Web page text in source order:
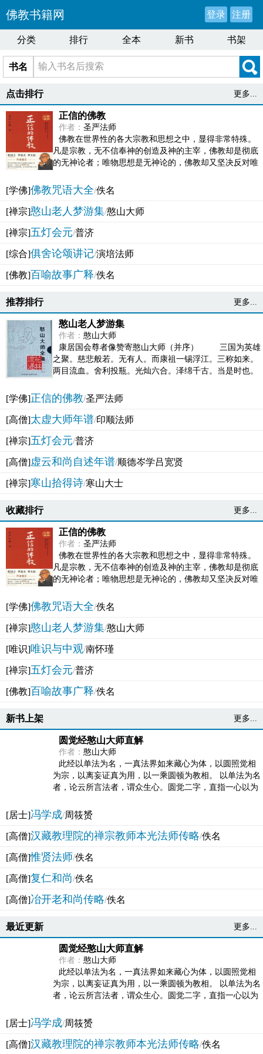
佛教书籍网 登录 注册
分类 排行 全本 新书 书架
书名
点击排行 更多...
正信的佛教
作者： 圣严法师
佛教在世界性的各大宗教和思想之中，显得非常特殊。
凡是宗教，无不信奉神的创造及神的主宰，佛教却是彻底
的无神论者；唯物思想是无神论的，佛教却又坚决反对唯
[学佛]佛教咒语大全/佚名
[禅宗]憨山老人梦游集/憨山大师
[禅宗]五灯会元/普济
[综合]俱舍论颂讲记/演培法师
[佛教]百喻故事广释/佚名
推荐排行 更多...
憨山老人梦游集
作者： 憨山大师
康居国会尊者像赞寄憨山大师（并序） 三国为英雄
之聚。慈悲般若。无有人。而康祖一锡浮江。三称如来。
两目流血。舍利投瓶。光灿六合。泽绵千古。当是时也。
[学佛]正信的佛教/圣严法师
[高僧]太虚大师年谱/印顺法师
[禅宗]五灯会元/普济
[高僧]虚云和尚自述年谱/顺德岑学吕宽贤
[禅宗]寒山拾得诗/寒山大士
收藏排行 更多...
正信的佛教
作者： 圣严法师
佛教在世界性的各大宗教和思想之中，显得非常特殊。
凡是宗教，无不信奉神的创造及神的主宰，佛教却是彻底
的无神论者；唯物思想是无神论的，佛教却又坚决反对唯
[学佛]佛教咒语大全/佚名
[禅宗]憨山老人梦游集/憨山大师
[唯识]唯识与中观/南怀瑾
[禅宗]五灯会元/普济
[佛教]百喻故事广释/佚名
新书上架 更多...
圆觉经憨山大师直解
作者： 憨山大师
此经以单法为名，一真法界如来藏心为体，以圆照觉相
为宗，以离妄证真为用，以一乘圆顿为教相。 以单法为名
者，论云所言法者，谓众生心。圆觉二字，直指一心以为
[居士]冯学成/周筱赟
[高僧]汉藏教理院的禅宗教师本光法师传略/佚名
[高僧]惟贤法师/佚名
[高僧]复仁和尚/佚名
[高僧]冶开老和尚传略/佚名
最近更新 更多...
圆觉经憨山大师直解
作者： 憨山大师
此经以单法为名，一真法界如来藏心为体，以圆照觉相
为宗，以离妄证真为用，以一乘圆顿为教相。 以单法为名
者，论云所言法者，谓众生心。圆觉二字，直指一心以为
[居士]冯学成/周筱赟
[高僧]汉藏教理院的禅宗教师本光法师传略/佚名